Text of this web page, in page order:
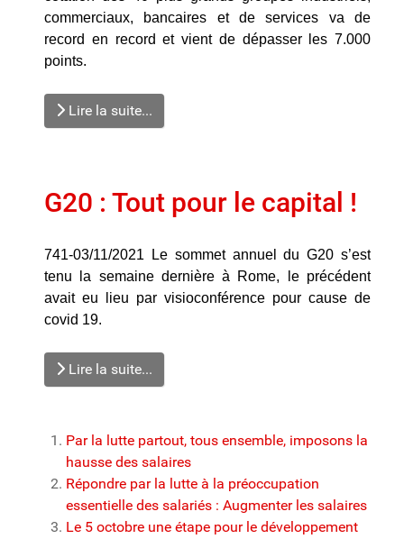
commerciaux, bancaires et de services va de
record en record et vient de dépasser les 7.000
points.
Lire la suite...
G20 : Tout pour le capital !
741-03/11/2021 Le sommet annuel du G20 s’est
tenu la semaine dernière à Rome, le précédent
avait eu lieu par visioconférence pour cause de
covid 19.
Lire la suite...
Par la lutte partout, tous ensemble, imposons la
hausse des salaires
Répondre par la lutte à la préoccupation
essentielle des salariés : Augmenter les salaires
Le 5 octobre une étape pour le développement